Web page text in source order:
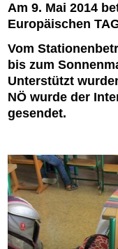
Am 9. Mai 2014
Europäischen
Vom
bis zum
Unterstützt
NÖ wurde der
gesendet.